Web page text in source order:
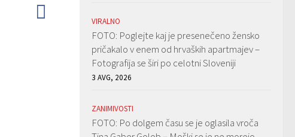
VIRALNO
FOTO: Poglejte kaj je presenečeno žensko
pričakalo v enem od hrvaških apartmajev –
Fotografija se širi po celotni Sloveniji
3 AVG, 2026
ZANIMIVOSTI
FOTO: Po dolgem času se je oglasila vroča